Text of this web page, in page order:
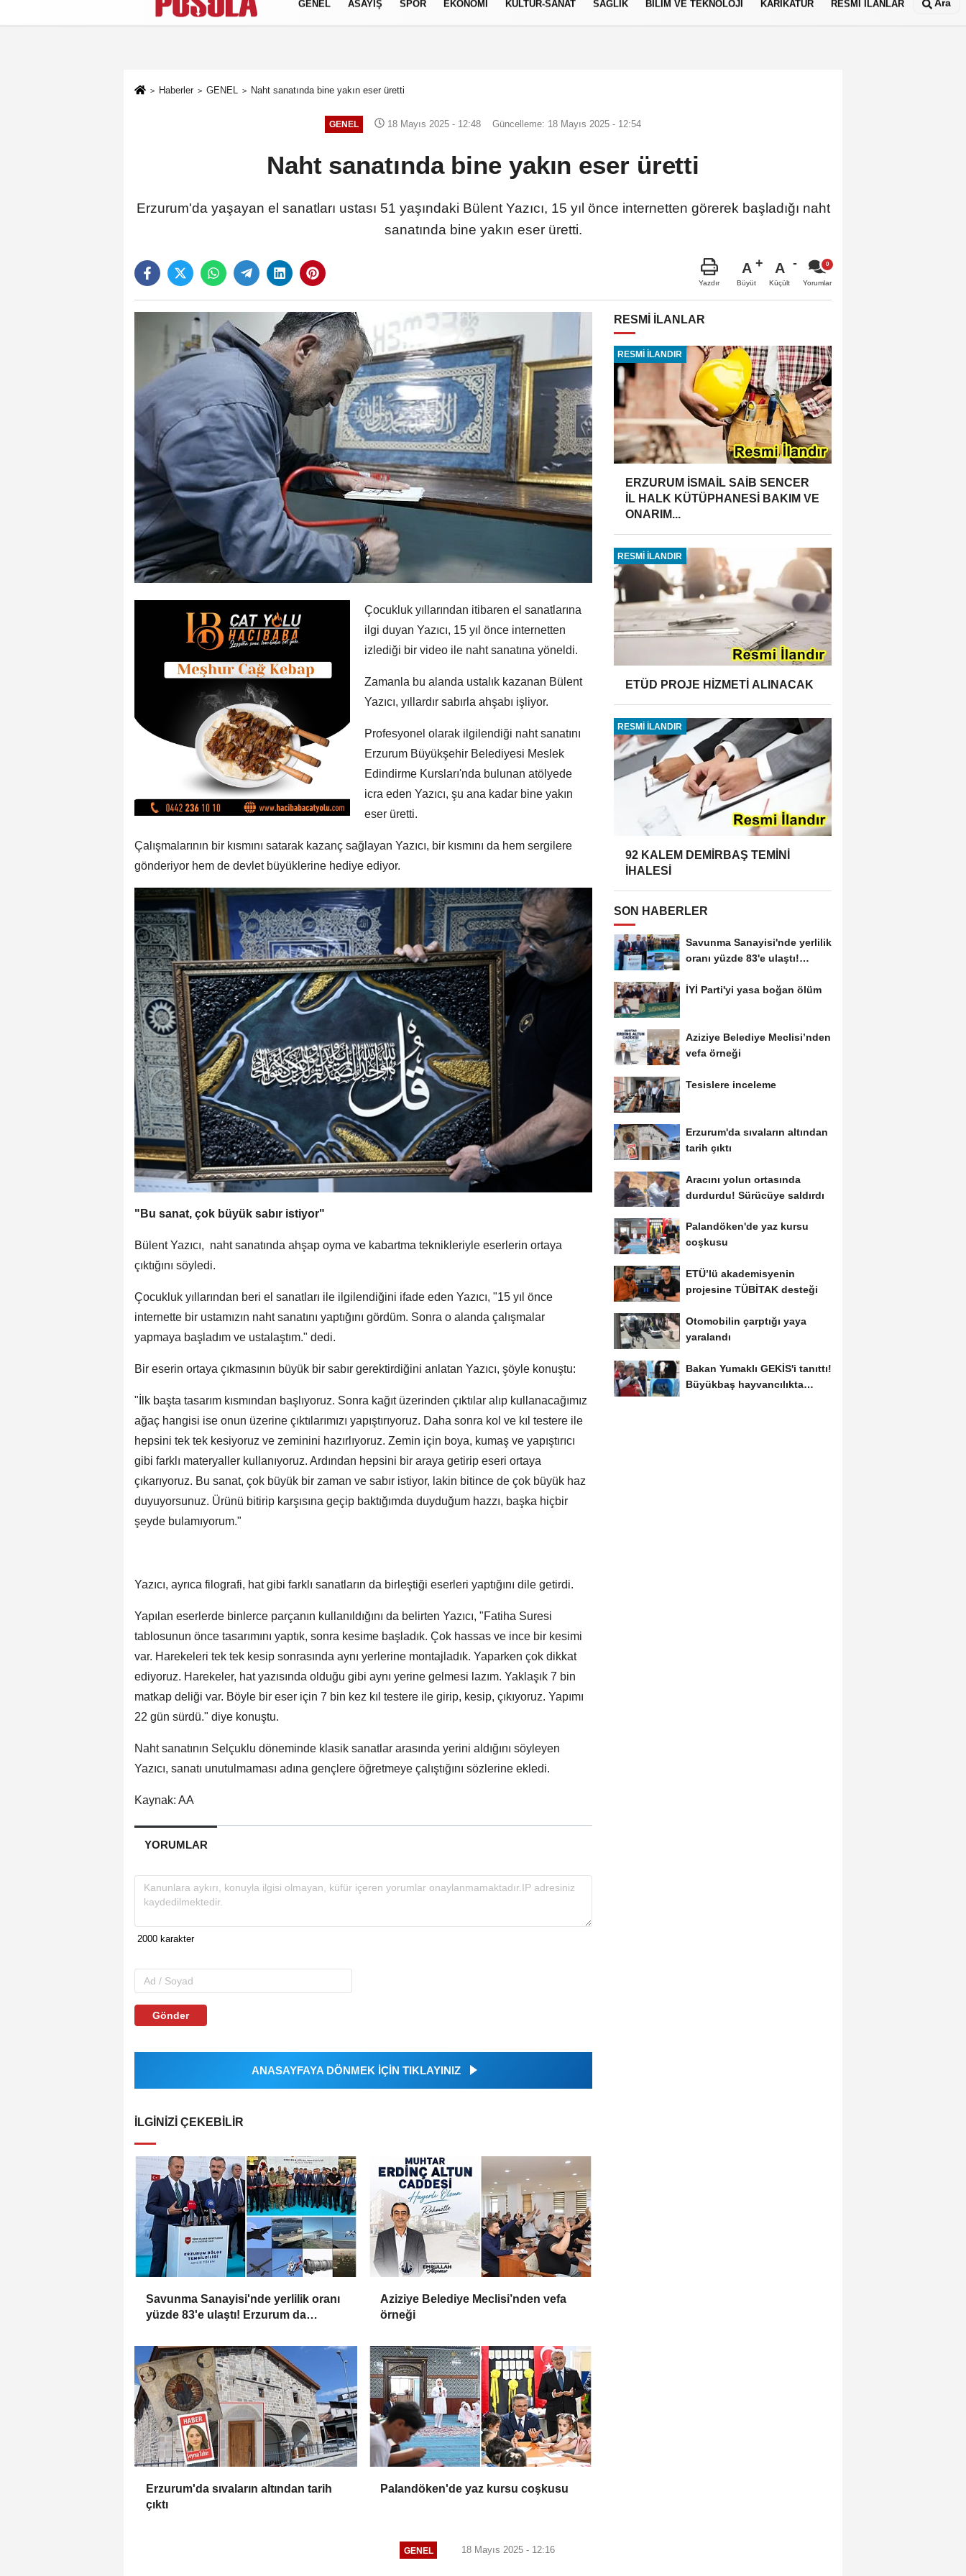
Künye İletişim Gizlilik Politikası
GENEL ASAYİŞ SPOR EKONOMİ KÜLTÜR-SANAT SAĞLIK BİLİM VE TEKNOLOJİ KARİKATÜR RESMİ İLANLAR Ara
Haberler GENEL Naht sanatında bine yakın eser üretti
GENEL 18 Mayıs 2025 - 12:48 Güncelleme: 18 Mayıs 2025 - 12:54
Naht sanatında bine yakın eser üretti
Erzurum'da yaşayan el sanatları ustası 51 yaşındaki Bülent Yazıcı, 15 yıl önce internetten görerek başladığı naht
sanatında bine yakın eser üretti.
Yazdır
A
Büyüt
A
Küçült Yorumlar
Çocukluk yıllarından itibaren el sanatlarına
ilgi duyan Yazıcı, 15 yıl önce internetten
izlediği bir video ile naht sanatına yöneldi.
Zamanla bu alanda ustalık kazanan Bülent
Yazıcı, yıllardır sabırla ahşabı işliyor.
Profesyonel olarak ilgilendiği naht sanatını
Erzurum Büyükşehir Belediyesi Meslek
Edindirme Kursları'nda bulunan atölyede
icra eden Yazıcı, şu ana kadar bine yakın
eser üretti.
Çalışmalarının bir kısmını satarak kazanç sağlayan Yazıcı, bir kısmını da hem sergilere
gönderiyor hem de devlet büyüklerine hediye ediyor.
"Bu sanat, çok büyük sabır istiyor"
Bülent Yazıcı, naht sanatında ahşap oyma ve kabartma teknikleriyle eserlerin ortaya
çıktığını söyledi.
Çocukluk yıllarından beri el sanatları ile ilgilendiğini ifade eden Yazıcı, "15 yıl önce
internette bir ustamızın naht sanatını yaptığını gördüm. Sonra o alanda çalışmalar
yapmaya başladım ve ustalaştım." dedi.
Bir eserin ortaya çıkmasının büyük bir sabır gerektirdiğini anlatan Yazıcı, şöyle konuştu:
"İlk başta tasarım kısmından başlıyoruz. Sonra kağıt üzerinden çıktılar alıp kullanacağımız
ağaç hangisi ise onun üzerine çıktılarımızı yapıştırıyoruz. Daha sonra kol ve kıl testere ile
hepsini tek tek kesiyoruz ve zeminini hazırlıyoruz. Zemin için boya, kumaş ve yapıştırıcı
gibi farklı materyaller kullanıyoruz. Ardından hepsini bir araya getirip eseri ortaya
çıkarıyoruz. Bu sanat, çok büyük bir zaman ve sabır istiyor, lakin bitince de çok büyük haz
duyuyorsunuz. Ürünü bitirip karşısına geçip baktığımda duyduğum hazzı, başka hiçbir
şeyde bulamıyorum."
Yazıcı, ayrıca filografi, hat gibi farklı sanatların da birleştiği eserleri yaptığını dile getirdi.
Yapılan eserlerde binlerce parçanın kullanıldığını da belirten Yazıcı, "Fatiha Suresi
tablosunun önce tasarımını yaptık, sonra kesime başladık. Çok hassas ve ince bir kesimi
var. Harekeleri tek tek kesip sonrasında aynı yerlerine montajladık. Yaparken çok dikkat
ediyoruz. Harekeler, hat yazısında olduğu gibi aynı yerine gelmesi lazım. Yaklaşık 7 bin
matkap deliği var. Böyle bir eser için 7 bin kez kıl testere ile girip, kesip, çıkıyoruz. Yapımı
22 gün sürdü." diye konuştu.
Naht sanatının Selçuklu döneminde klasik sanatlar arasında yerini aldığını söyleyen
Yazıcı, sanatı unutulmaması adına gençlere öğretmeye çalıştığını sözlerine ekledi.
Kaynak: AA
YORUMLAR
Gönder
ANASAYFAYA DÖNMEK İÇİN TIKLAYINIZ
İLGINIZI ÇEKEBILIR
Savunma Sanayisi'nde yerlilik oranı
yüzde 83'e ulaştı! Erzurum da
Aziziye Belediye Meclisi’nden vefa
örneği
Erzurum'da sıvaların altından tarih
çıktı
Palandöken'de yaz kursu coşkusu
RESMİ İLANLAR
RESMİ İLANDIR
ERZURUM İSMAİL SAİB SENCER
İL HALK KÜTÜPHANESİ BAKIM VE
ONARIM...
RESMİ İLANDIR
ETÜD PROJE HİZMETİ ALINACAK
RESMİ İLANDIR
92 KALEM DEMİRBAŞ TEMİNİ
İHALESİ
SON HABERLER
Savunma Sanayisi'nde yerlilik
oranı yüzde 83'e ulaştı!
İYİ Parti'yi yasa boğan ölüm
Aziziye Belediye Meclisi’nden
vefa örneği
Tesislere inceleme
Erzurum'da sıvaların altından
tarih çıktı
Aracını yolun ortasında
durdurdu! Sürücüye saldırdı
Palandöken'de yaz kursu
coşkusu
ETÜ’lü akademisyenin
projesine TÜBİTAK desteği
Otomobilin çarptığı yaya
yaralandı
Bakan Yumaklı GEKİS'i tanıttı!
Büyükbaş hayvancılıkta
GENEL 18 Mayıs 2025 - 12:16